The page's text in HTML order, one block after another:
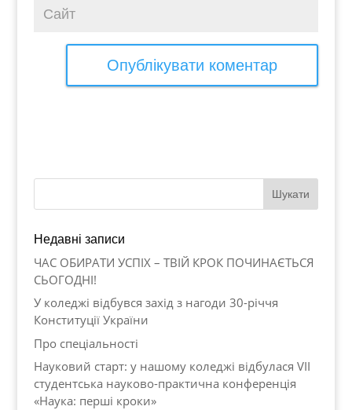
Недавні записи
ЧАС ОБИРАТИ УСПІХ – ТВІЙ КРОК ПОЧИНАЄТЬСЯ
СЬОГОДНІ!
У коледжі відбувся захід з нагоди 30-річчя
Конституції України
Про спеціальності
Науковий старт: у нашому коледжі відбулася VII
студентська науково-практична конференція
«Наука: перші кроки»